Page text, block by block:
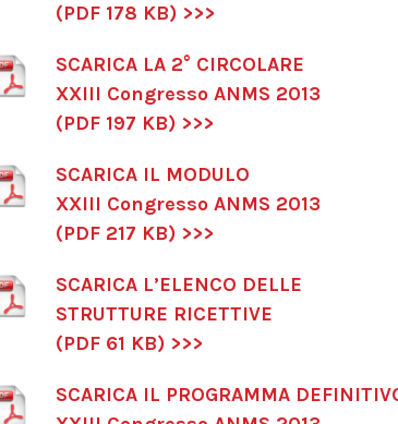
(PDF 178 KB) >>>
SCARICA LA 2° CIRCOLARE
XXIII Congresso ANMS 2013
(PDF 197 KB) >>>
SCARICA IL MODULO
XXIII Congresso ANMS 2013
(PDF 217 KB) >>>
SCARICA L’ELENCO DELLE
STRUTTURE RICETTIVE
(PDF 61 KB) >>>
SCARICA IL PROGRAMMA